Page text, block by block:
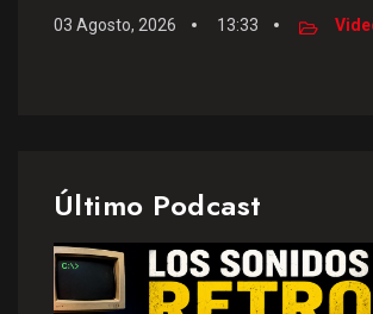
03 Agosto, 2026 13:33
Último Podcast